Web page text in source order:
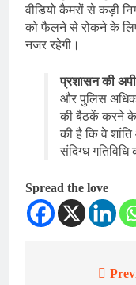
वीडियो कैमरों से कड़ी
को फैलने से रोकने के लिए
नजर रहेगी।
प्रशासन की
और पुलिस
की बैठकें करने के
की है कि वे
संदिग्ध
Spread the love